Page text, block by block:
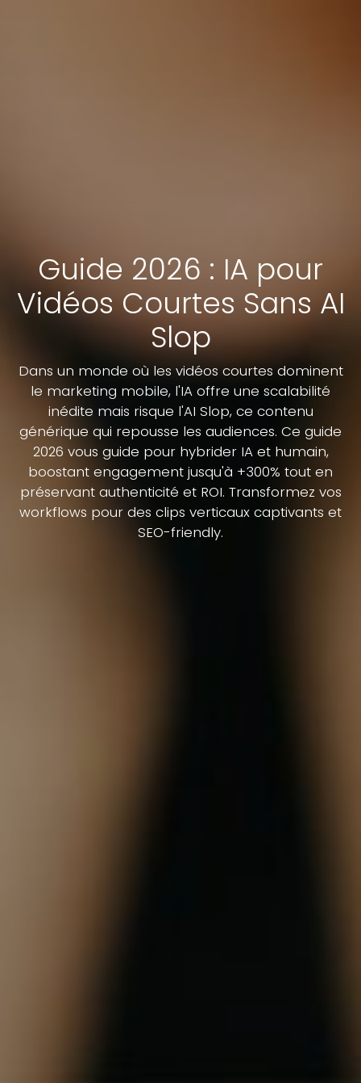
Guide 2026 : IA pour
Vidéos Courtes Sans AI
Slop
Dans un monde où les vidéos courtes dominent
le marketing mobile, l'IA offre une scalabilité
inédite mais risque l'AI Slop, ce contenu
générique qui repousse les audiences. Ce guide
2026 vous guide pour hybrider IA et humain,
boostant engagement jusqu'à +300% tout en
préservant authenticité et ROI. Transformez vos
workflows pour des clips verticaux captivants et
SEO-friendly.